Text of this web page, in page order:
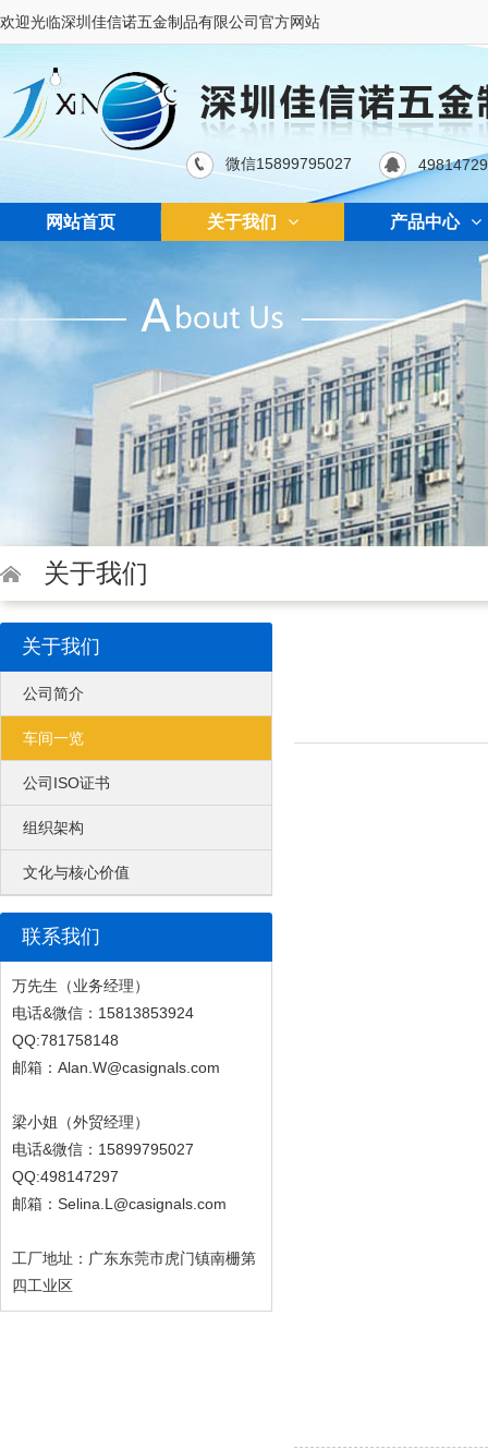
欢迎光临深圳佳信诺五金制品有限公司官方网站
微信15899795027
网站首页 关于我们 产品中心
关于我们
关于我们
公司简介
车间一览
公司ISO证书
组织架构
文化与核心价值
联系我们
万先生（业务经理）
电话&微信：15813853924
QQ:781758148
邮箱：Alan.W@casignals.com
梁小姐（外贸经理）
电话&微信：15899795027
QQ:498147297
邮箱：Selina.L@casignals.com
工厂地址：广东东莞市虎门镇南栅第
四工业区